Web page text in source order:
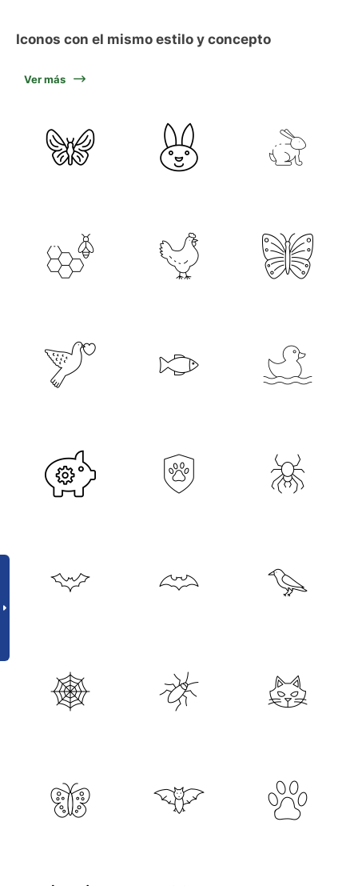
Iconos con el mismo estilo y concepto
Ver más